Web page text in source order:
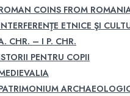
COINS FROM
ETNICE ŞI
CHR. – I P. CHR.
PENTRU COPII